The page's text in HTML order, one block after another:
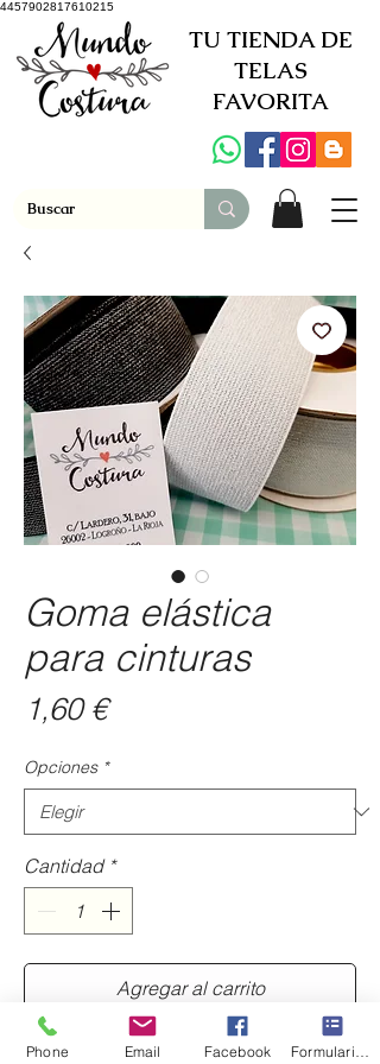
4457902817610215
TU TIENDA DE
TELAS
FAVORITA
Goma elástica
para cinturas
1,60 €Precio
Opciones *
Cantidad *
Agregar al carrito
Con esta goma adormada de hilo lúrex y
Phone Email Facebook